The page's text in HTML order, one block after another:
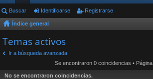
nl
ac
es
rá
or
os
su
ari
os
Buscar Identificarse Registrarse
Índice general
Temas activos
Ir a búsqueda avanzada
Se encontraron 0 coincidencias • Página
No se encontraron coincidencias.